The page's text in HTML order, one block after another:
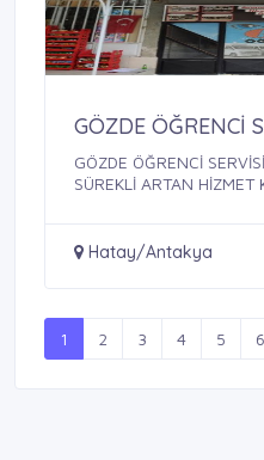
GÖZDE ÖĞRENCİ
GÖZDE ÖĞRENCİ
SÜREKLİ ARTAN HİZMET
Hatay/Antakya
1 2 3 4 5 6